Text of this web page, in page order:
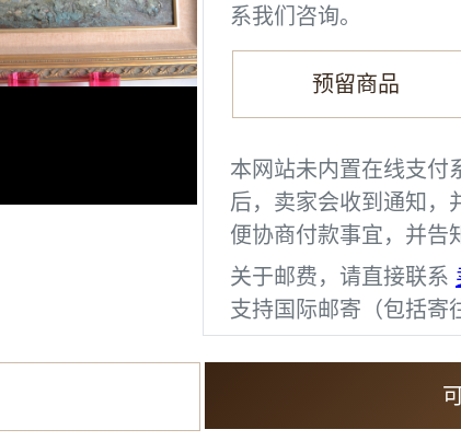
系我们咨询。
预留商品
本网站未内置在线支付
后，卖家会收到通知，
便协商付款事宜，并告
关于邮费，请直接联系
支持国际邮寄（包括寄